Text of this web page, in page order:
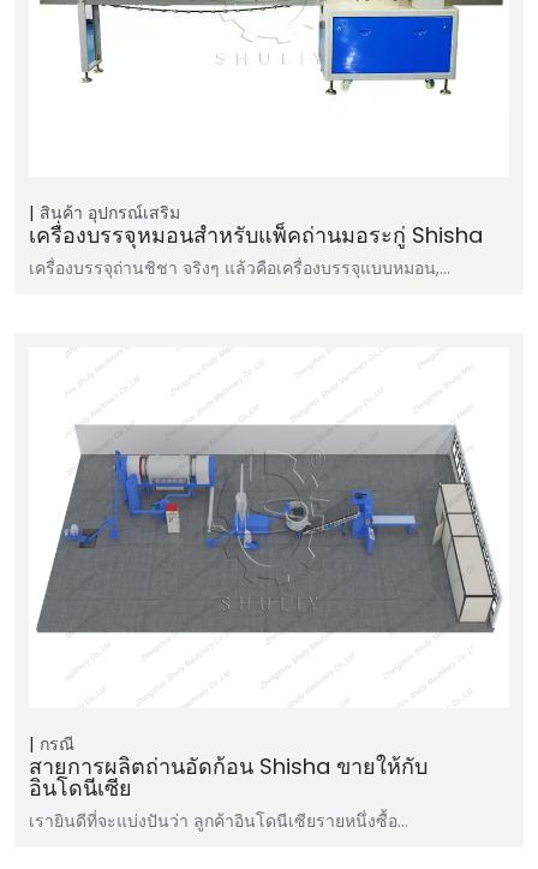
สินค้า อุปกรณ์เสริม
เครื่องบรรจุหมอนสำหรับแพ็คถ่านมอระกู่ Shisha
เครื่องบรรจุถ่านชิชา จริงๆ แล้วคือเครื่องบรรจุแบบหมอน,…
กรณี
สายการผลิตถ่านอัดก้อน Shisha ขายให้กับ
อินโดนีเซีย
เรายินดีที่จะแบ่งปันว่า ลูกค้าอินโดนีเซียรายหนึ่งซื้อ…